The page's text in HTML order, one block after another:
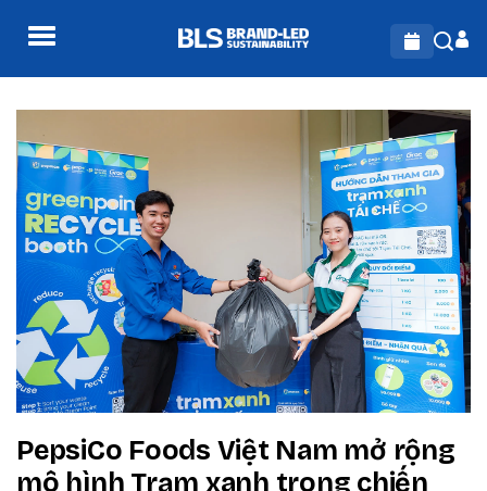
PepsiCo Foods Việt Nam mở rộng
mô hình Trạm xanh trong chiến